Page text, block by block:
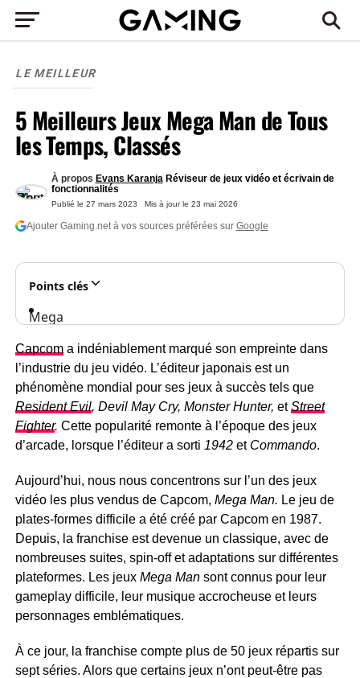
LE MEILLEUR
5 Meilleurs Jeux Mega Man de Tous
les Temps, Classés
Publié le 27 mars 2023 Mis à jour le 23 mai 2026
À propos Evans KaranjaRéviseur de jeux vidéo et écrivain de
fonctionnalités
Ajouter Gaming.net à vos sources préférées sur Google
Points clés
Mega
2
a
établi
la
formule
de
de
la
série
avec
la
sélection
des
stages
Voir
plus
Capcoma indéniablement marqué son empreinte dans
l’industrie du jeu vidéo. L’éditeur japonais est un
phénomène mondial pour ses jeux à succès tels que
Resident Evil, Devil May Cry, Monster Hunter, etStreet
Fighter. Cette popularité remonte à l’époque des jeux
d’arcade, lorsque l’éditeur a sorti 1942et Commando.
Aujourd’hui, nous nous concentrons sur l’un des jeux
vidéo les plus vendus de Capcom, Mega Man. Le jeu de
plates-formes difficile a été créé par Capcom en 1987.
Depuis, la franchise est devenue un classique, avec de
nombreuses suites, spin-off et adaptations sur différentes
plateformes. Les jeux Mega Mansont connus pour leur
gameplay difficile, leur musique accrocheuse et leurs
personnages emblématiques.
À ce jour, la franchise compte plus de 50 jeux répartis sur
sept séries. Alors que certains jeux n’ont peut-être pas